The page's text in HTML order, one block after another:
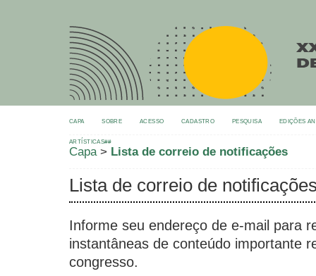
CAPA SOBRE ACESSO CADASTRO PESQUISA EDIÇÕES
ARTÍSTICAS##
Capa> Lista de correio de notificações
Lista de correio de
Informe seu endereço de e-mail para
instantâneas de conteúdo importante
congresso.